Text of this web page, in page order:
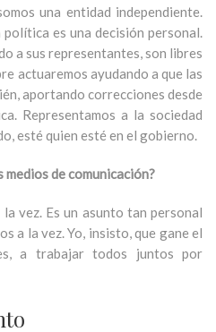
una entidad independiente.
es una decisión personal.
a sus representantes, son libres
actuaremos ayudando a que las
aportando correcciones desde
Representamos a la sociedad
esté quien esté en el gobierno.
medios de comunicación?
vez. Es un asunto tan personal
a la vez. Yo, insisto, que gane el
a trabajar todos juntos por